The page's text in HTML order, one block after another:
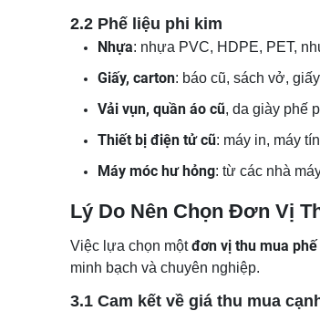
2.2 Phế liệu phi kim
Nhựa: nhựa PVC, HDPE, PET,
Giấy, carton: báo cũ, sách vở,
Vải vụn, quần áo cũ, da giày phế
Thiết bị điện tử cũ: máy in, máy
Máy móc hư hỏng: từ các nhà
Lý Do Nên Chọn Đơn Vị
Việc lựa chọn mộtđơn vị thu mua
minh bạch và chuyên nghiệp.
3.1 Cam kết về giá thu mua